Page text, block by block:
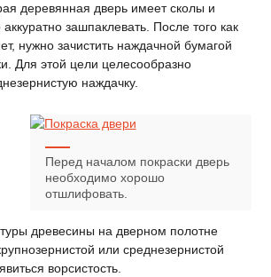
деревянная дверь имеет сколы и
зашпаклевать. После того как
нужно зачистить наждачной бумагой
Для этой цели целесообразно
наждачку.
Перед началом покраски дверь
необходимо хорошо
отшлифовать.
древесины на дверном полотне
или среднезернистой
ворсистость.